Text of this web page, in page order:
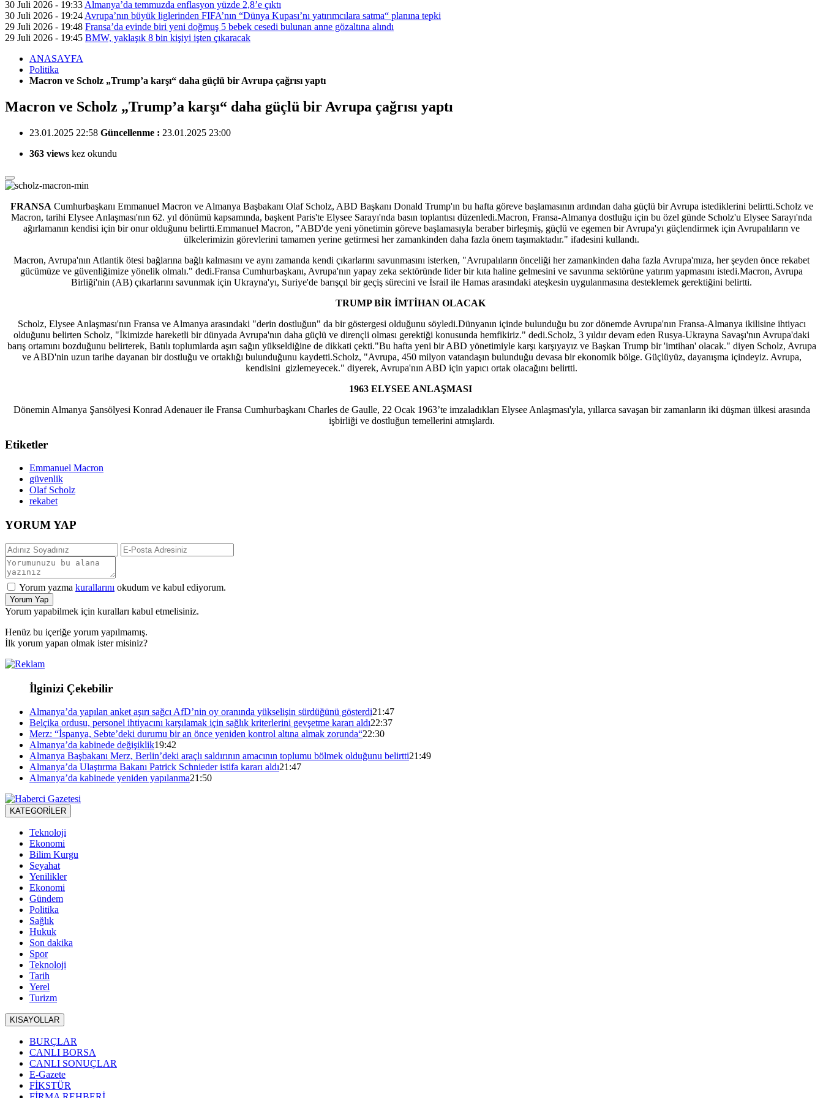
30 Juli 2026 - 19:33 Almanya’da temmuzda enflasyon yüzde 2,8’e çıktı
30 Juli 2026 - 19:24 Avrupa’nın büyük liglerinden FIFA’nın “Dünya Kupası’nı yatırımcılara satma“ planına tepki
29 Juli 2026 - 19:48 Fransa’da evinde biri yeni doğmuş 5 bebek cesedi bulunan anne gözaltına alındı
29 Juli 2026 - 19:45 BMW, yaklaşık 8 bin kişiyi işten çıkaracak
ANASAYFA
Politika
Macron ve Scholz „Trump’a karşı“ daha güçlü bir Avrupa çağrısı yaptı
Macron ve Scholz „Trump’a karşı“ daha güçlü bir Avrupa çağrısı yaptı
23.01.2025 22:58 Güncellenme : 23.01.2025 23:00
363 views kez okundu
FRANSA Cumhurbaşkanı Emmanuel Macron ve Almanya Başbakanı Olaf Scholz, ABD Başkanı Donald Trump'ın bu hafta göreve başlamasının ardından daha güçlü bir Avrupa istediklerini belirtti.Scholz ve
Macron, tarihi Elysee Anlaşması'nın 62. yıl dönümü kapsamında, başkent Paris'te Elysee Sarayı'nda basın toplantısı düzenledi.Macron, Fransa-Almanya dostluğu için bu özel günde Scholz'u Elysee Sarayı'nda
ağırlamanın kendisi için bir onur olduğunu belirtti.Emmanuel Macron, "ABD'de yeni yönetimin göreve başlamasıyla beraber birleşmiş, güçlü ve egemen bir Avrupa'yı güçlendirmek için Avrupalıların ve
ülkelerimizin görevlerini tamamen yerine getirmesi her zamankinden daha fazla önem taşımaktadır." ifadesini kullandı.
Macron, Avrupa'nın Atlantik ötesi bağlarına bağlı kalmasını ve aynı zamanda kendi çıkarlarını savunmasını isterken, "Avrupalıların önceliği her zamankinden daha fazla Avrupa'mıza, her şeyden önce rekabet
gücümüze ve güvenliğimize yönelik olmalı." dedi.Fransa Cumhurbaşkanı, Avrupa'nın yapay zeka sektöründe lider bir kıta haline gelmesini ve savunma sektörüne yatırım yapmasını istedi.Macron, Avrupa
Birliği'nin (AB) çıkarlarını savunmak için Ukrayna'yı, Suriye'de barışçıl bir geçiş sürecini ve İsrail ile Hamas arasındaki ateşkesin uygulanmasına desteklemek gerektiğini belirtti.
TRUMP BİR İMTİHAN OLACAK
Scholz, Elysee Anlaşması'nın Fransa ve Almanya arasındaki "derin dostluğun" da bir göstergesi olduğunu söyledi.Dünyanın içinde bulunduğu bu zor dönemde Avrupa'nın Fransa-Almanya ikilisine ihtiyacı
olduğunu belirten Scholz, "İkimizde hareketli bir dünyada Avrupa'nın daha güçlü ve dirençli olması gerektiği konusunda hemfikiriz." dedi.Scholz, 3 yıldır devam eden Rusya-Ukrayna Savaşı'nın Avrupa'daki
barış ortamını bozduğunu belirterek, Batılı toplumlarda aşırı sağın yükseldiğine de dikkati çekti."Bu hafta yeni bir ABD yönetimiyle karşı karşıyayız ve Başkan Trump bir 'imtihan' olacak." diyen Scholz, Avrupa
ve ABD'nin uzun tarihe dayanan bir dostluğu ve ortaklığı bulunduğunu kaydetti.Scholz, "Avrupa, 450 milyon vatandaşın bulunduğu devasa bir ekonomik bölge. Güçlüyüz, dayanışma içindeyiz. Avrupa,
kendisini gizlemeyecek." diyerek, Avrupa'nın ABD için yapıcı ortak olacağını belirtti.
1963 ELYSEE ANLAŞMASI
Dönemin Almanya Şansölyesi Konrad Adenauer ile Fransa Cumhurbaşkanı Charles de Gaulle, 22 Ocak 1963’te imzaladıkları Elysee Anlaşması'yla, yıllarca savaşan bir zamanların iki düşman ülkesi arasında
işbirliği ve dostluğun temellerini atmışlardı.
Etiketler
Emmanuel Macron
güvenlik
Olaf Scholz
rekabet
YORUM YAP
Yorum yazma kurallarını okudum ve kabul ediyorum.
Yorum Yap
Yorum yapabilmek için kuralları kabul etmelisiniz.
Henüz bu içeriğe yorum yapılmamış.
İlk yorum yapan olmak ister misiniz?
İlginizi Çekebilir
Almanya’da yapılan anket aşırı sağcı AfD’nin oy oranında yükselişin sürdüğünü gösterdi21:47
Belçika ordusu, personel ihtiyacını karşılamak için sağlık kriterlerini gevşetme kararı aldı22:37
Merz: “İspanya, Sebte’deki durumu bir an önce yeniden kontrol altına almak zorunda“22:30
Almanya’da kabinede değişiklik19:42
Almanya Başbakanı Merz, Berlin’deki araçlı saldırının amacının toplumu bölmek olduğunu belirtti21:49
Almanya’da Ulaştırma Bakanı Patrick Schnieder istifa kararı aldı21:47
Almanya’da kabinede yeniden yapılanma21:50
KATEGORİLER
Teknoloji
Ekonomi
Bilim Kurgu
Seyahat
Yenilikler
Ekonomi
Gündem
Politika
Sağlık
Hukuk
Son dakika
Spor
Teknoloji
Tarih
Yerel
Turizm
KISAYOLLAR
BURÇLAR
CANLI BORSA
CANLI SONUÇLAR
E-Gazete
FİKSTÜR